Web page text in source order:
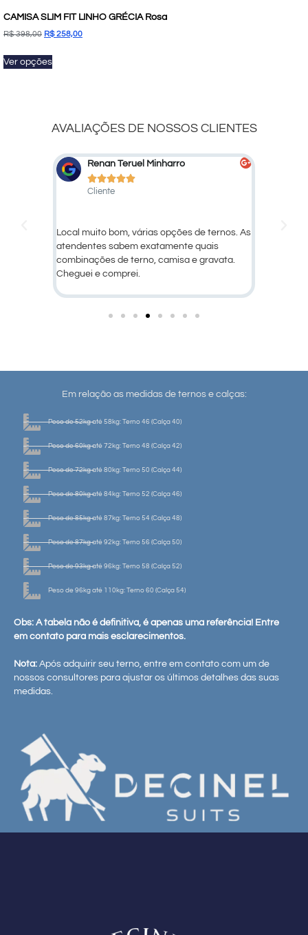
CAMISA SLIM FIT LINHO GRÉCIA Rosa
R$398,00 R$258,00
Ver opções
AVALIAÇÕES DE NOSSOS CLIENTES
Marcelo Marcato

Cliente
Ótimo atendimento e qualidade dos
produtos!
Em relação as medidas de ternos e calças:
Peso de 52kg até 58kg: Terno 46 (Calça 40)
Peso de 60kg até 72kg: Terno 48 (Calça 42)
Peso de 72kg até 80kg: Terno 50 (Calça 44)
Peso de 80kg até 84kg: Terno 52 (Calça 46)
Peso de 85kg até 87kg: Terno 54 (Calça 48)
Peso de 87kg até 92kg: Terno 56 (Calça 50)
Peso de 93kg até 96kg: Terno 58 (Calça 52)
Peso de 96kg até 110kg: Terno 60 (Calça 54)
Obs: A tabela não é definitiva, é apenas uma referência! Entre
em contato para mais esclarecimentos.
Nota: Após adquirir seu terno, entre em contato com um de
nossos consultores para ajustar os últimos detalhes das suas
medidas.